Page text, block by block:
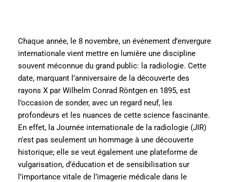
Chaque année, le 8 novembre, un événement d’envergure
internationale vient mettre en lumière une discipline
souvent méconnue du grand public: la radiologie. Cette
date, marquant l’anniversaire de la découverte des
rayons X par Wilhelm Conrad Röntgen en 1895, est
l’occasion de sonder, avec un regard neuf, les
profondeurs et les nuances de cette science fascinante.
En effet, la Journée internationale de la radiologie (JIR)
n’est pas seulement un hommage à une découverte
historique; elle se veut également une plateforme de
vulgarisation, d’éducation et de sensibilisation sur
l’importance vitale de l’imagerie médicale dans le